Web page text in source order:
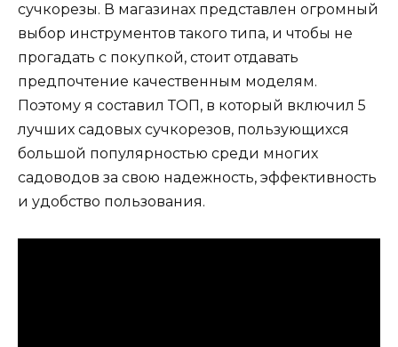
сучкорезы. В магазинах представлен огромный
выбор инструментов такого типа, и чтобы не
прогадать с покупкой, стоит отдавать
предпочтение качественным моделям.
Поэтому я составил ТОП, в который включил 5
лучших садовых сучкорезов, пользующихся
большой популярностью среди многих
садоводов за свою надежность, эффективность
и удобство пользования.